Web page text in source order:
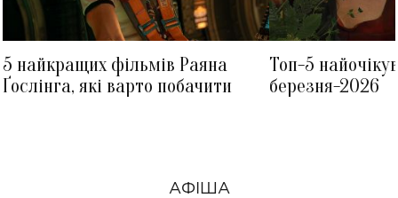
5 найкращих фільмів Раяна
Ґослінга, які варто побачити
Топ-5
березня-2026
АФІША